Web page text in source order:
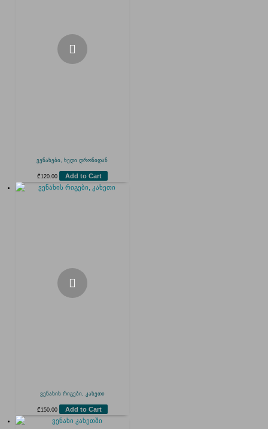
ვენახები, ხედი დრონიდან
₾ 120.00 Add to Cart
ვენახის რიგები, კახეთი
₾ 150.00 Add to Cart